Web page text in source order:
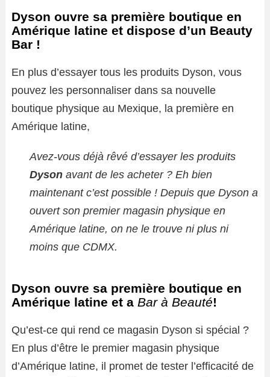
Dyson ouvre sa première boutique en
Amérique latine et dispose d’un Beauty
Bar !
En plus d’essayer tous les produits Dyson, vous
pouvez les personnaliser dans sa nouvelle
boutique physique au Mexique, la première en
Amérique latine,
Avez-vous déjà rêvé d’essayer les produits
Dyson avant de les acheter ? Eh bien
maintenant c’est possible ! Depuis que Dyson a
ouvert son premier magasin physique en
Amérique latine, on ne le trouve ni plus ni
moins que CDMX.
Dyson ouvre sa première boutique en
Amérique latine et a Bar à Beauté!
Qu’est-ce qui rend ce magasin Dyson si spécial ?
En plus d’être le premier magasin physique
d’Amérique latine, il promet de tester l’efficacité de